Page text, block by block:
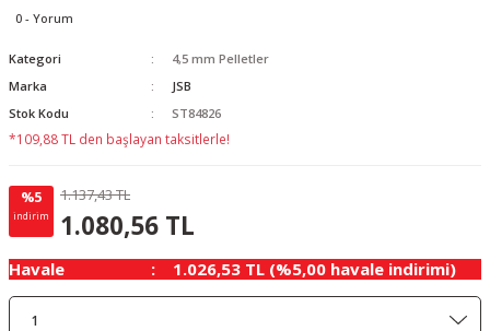
0 - Yorum
Kategori
4,5 mm Pelletler
Marka
JSB
Stok Kodu
ST84826
*109,88 TL den başlayan taksitlerle!
%5
indirim
1.137,43 TL
1.080,56 TL
Havale 1.026,53 TL (%5,00 havale indirimi)